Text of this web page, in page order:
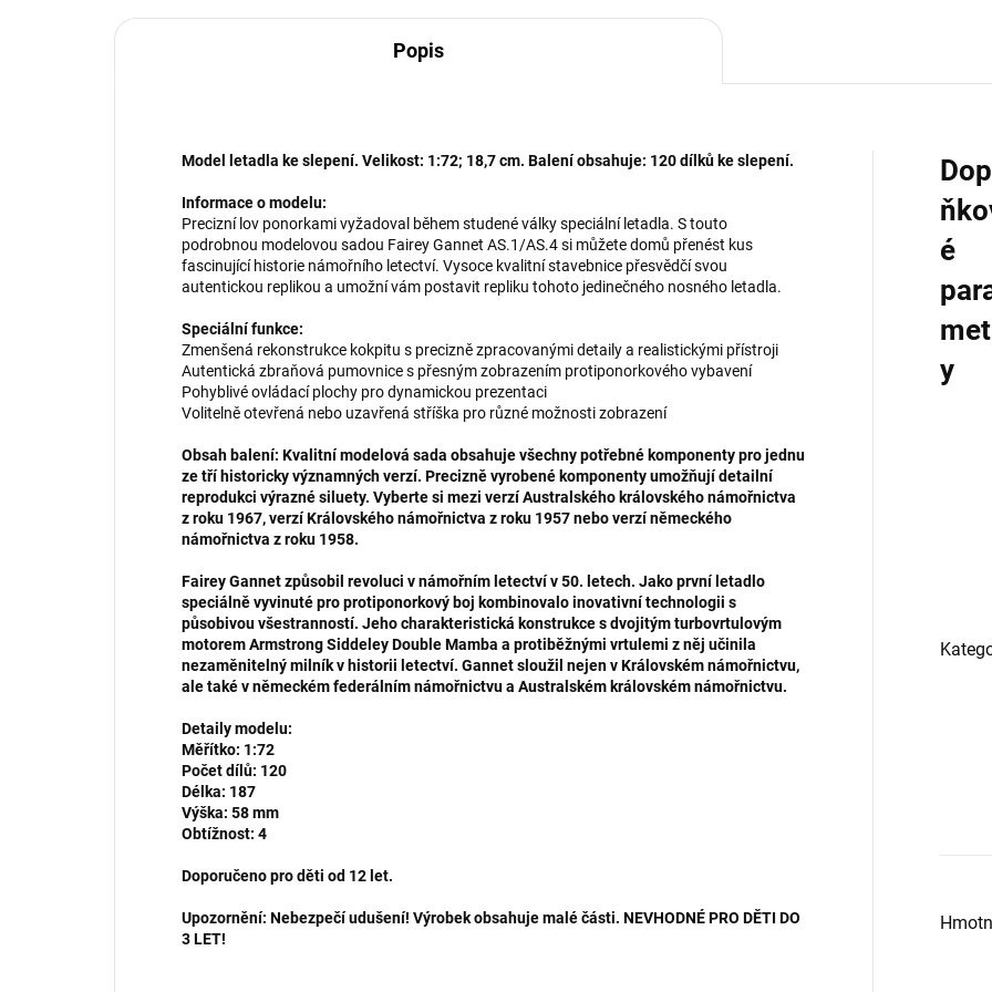
Popis
Model letadla ke slepení. Velikost: 1:72; 18,7 cm. Balení obsahuje: 120 dílků ke slepení.
Informace o modelu:
Precizní lov ponorkami vyžadoval během studené války speciální letadla. S touto
podrobnou modelovou sadou Fairey Gannet AS.1/AS.4 si můžete domů přenést kus
fascinující historie námořního letectví. Vysoce kvalitní stavebnice přesvědčí svou
autentickou replikou a umožní vám postavit repliku tohoto jedinečného nosného letadla.
Speciální funkce:
Zmenšená rekonstrukce kokpitu s precizně zpracovanými detaily a realistickými přístroji
Autentická zbraňová pumovnice s přesným zobrazením protiponorkového vybavení
Pohyblivé ovládací plochy pro dynamickou prezentaci
Volitelně otevřená nebo uzavřená stříška pro různé možnosti zobrazení
Obsah balení: Kvalitní modelová sada obsahuje všechny potřebné komponenty pro jednu
ze tří historicky významných verzí. Precizně vyrobené komponenty umožňují detailní
reprodukci výrazné siluety. Vyberte si mezi verzí Australského královského námořnictva
z roku 1967, verzí Královského námořnictva z roku 1957 nebo verzí německého
námořnictva z roku 1958.
Fairey Gannet způsobil revoluci v námořním letectví v 50. letech. Jako první letadlo
speciálně vyvinuté pro protiponorkový boj kombinovalo inovativní technologii s
působivou všestranností. Jeho charakteristická konstrukce s dvojitým turbovrtulovým
motorem Armstrong Siddeley Double Mamba a protiběžnými vrtulemi z něj učinila
nezaměnitelný milník v historii letectví. Gannet sloužil nejen v Královském námořnictvu,
ale také v německém federálním námořnictvu a Australském královském námořnictvu.
Detaily modelu:
Měřítko: 1:72
Počet dílů: 120
Délka: 187
Výška: 58 mm
Obtížnost: 4
Doporučeno pro děti od 12 let.
Upozornění: Nebezpečí udušení! Výrobek obsahuje malé části. NEVHODNÉ PRO DĚTI DO
3 LET!
Dopl
é
y